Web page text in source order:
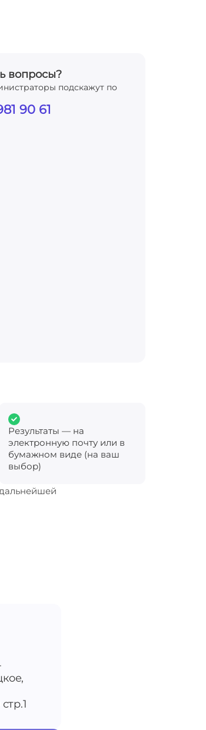
вопросы?
подскажут по
90 61
Результаты — на
электронную почту или в
бумажном виде (на ваш
выбор)